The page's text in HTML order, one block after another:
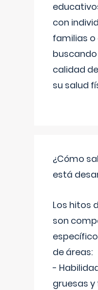
con
familias
calidad
su salud
¿Cómo
está
Los hitos
son
de áreas:
-
gruesas y